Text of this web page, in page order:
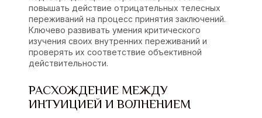
повышать действие отрицательных телесных
переживаний на процесс принятия заключений.
Ключево развивать умения критического
изучения своих внутренних переживаний и
проверять их соответствие объективной
действительности.
РАСХОЖДЕНИЕ МЕЖДУ
ИНТУИЦИЕЙ И ВОЛНЕНИЕМ